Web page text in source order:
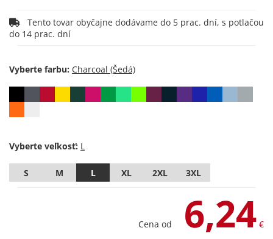
do 14 prac. dní
Vyberte farbu:
Vyberte veľkosť:
S M L XL 2XL 3XL
Cena od 6,24 €